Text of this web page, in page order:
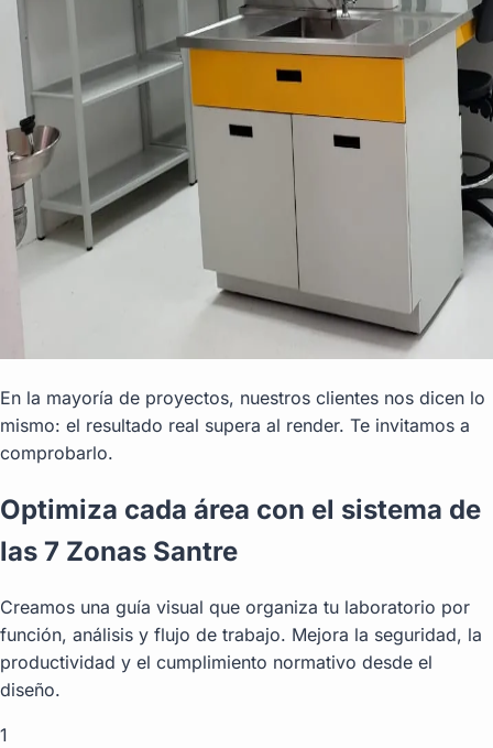
En la mayoría de proyectos, nuestros clientes nos dicen lo
mismo: el resultado real supera al render. Te invitamos a
comprobarlo.
Optimiza cada área con el sistema de
las 7 Zonas Santre
Creamos una guía visual que organiza tu laboratorio por
función, análisis y flujo de trabajo. Mejora la seguridad, la
productividad y el cumplimiento normativo desde el
diseño.
1